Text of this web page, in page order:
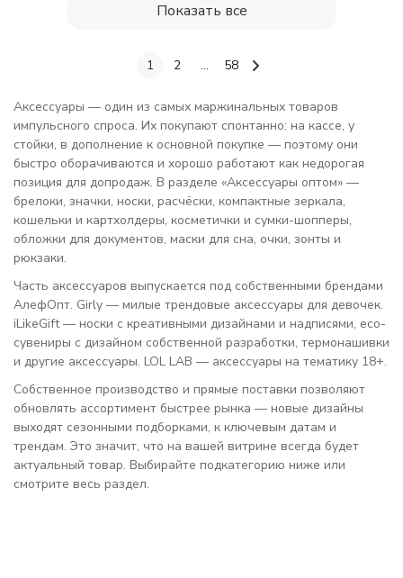
Показать все
1 2 ... 58
Аксессуары — один из самых маржинальных товаров
импульсного спроса. Их покупают спонтанно: на кассе, у
стойки, в дополнение к основной покупке — поэтому они
быстро оборачиваются и хорошо работают как недорогая
позиция для допродаж. В разделе «Аксессуары оптом» —
брелоки, значки, носки, расчёски, компактные зеркала,
кошельки и картхолдеры, косметички и сумки-шопперы,
обложки для документов, маски для сна, очки, зонты и
рюкзаки.
Часть аксессуаров выпускается под собственными брендами
АлефОпт. Girly — милые трендовые аксессуары для девочек.
iLikeGift — носки с креативными дизайнами и надписями, eco-
сувениры с дизайном собственной разработки, термонашивки
и другие аксессуары. LOL LAB — аксессуары на тематику 18+.
Собственное производство и прямые поставки позволяют
обновлять ассортимент быстрее рынка — новые дизайны
выходят сезонными подборками, к ключевым датам и
трендам. Это значит, что на вашей витрине всегда будет
актуальный товар. Выбирайте подкатегорию ниже или
смотрите весь раздел.